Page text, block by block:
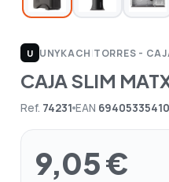
U UNYKACH|TORRES -
CAJA SLIM
Ref. 74231 EAN
9,05 €